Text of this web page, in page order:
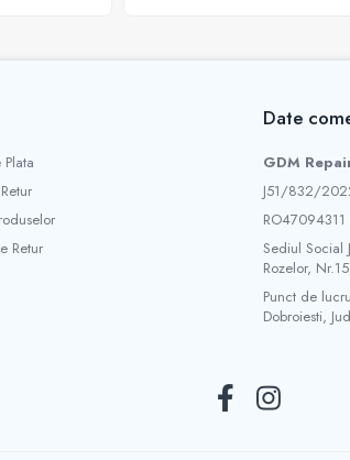
Retur
Date
GDM
J51/832/
RO47094311
Sediul Social
Rozelor,
Punct de
Dobroiesti,